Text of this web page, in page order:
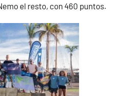
el resto, con 460 puntos.